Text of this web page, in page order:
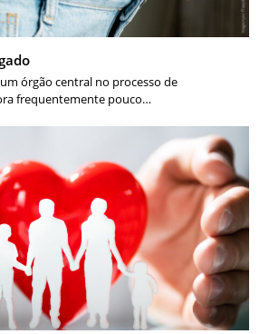
órgão central no processo de
frequentemente pouco…